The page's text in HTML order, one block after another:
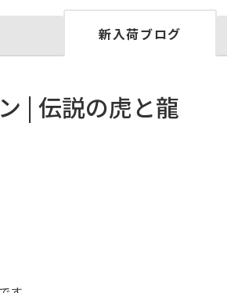
新入荷ブログ
| 伝説の虎と龍